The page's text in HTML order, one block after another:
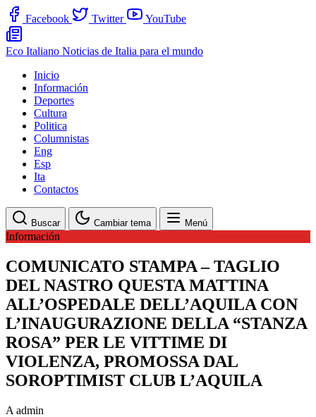
Facebook Twitter YouTube
Eco Italiano Noticias de Italia para el mundo
Inicio
Información
Deportes
Cultura
Politica
Columnistas
Eng
Esp
Ita
Contactos
Buscar Cambiar tema Menú
Información
COMUNICATO STAMPA – TAGLIO
DEL NASTRO QUESTA MATTINA
ALL’OSPEDALE DELL’AQUILA CON
L’INAUGURAZIONE DELLA “STANZA
ROSA” PER LE VITTIME DI
VIOLENZA, PROMOSSA DAL
SOROPTIMIST CLUB L’AQUILA
A admin